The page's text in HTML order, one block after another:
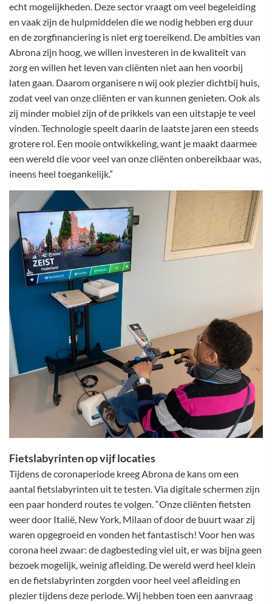
echt mogelijkheden. Deze sector vraagt om veel begeleiding
en vaak zijn de hulpmiddelen die we nodig hebben erg duur
en de zorgfinanciering is niet erg toereikend. De ambities van
Abrona zijn hoog, we willen investeren in de kwaliteit van
zorg en willen het leven van cliënten niet aan hen voorbij
laten gaan. Daarom organisere n wij ook plezier dichtbij huis,
zodat veel van onze cliënten er van kunnen genieten. Ook als
zij minder mobiel zijn of de prikkels van een uitstapje te veel
vinden. Technologie speelt daarin de laatste jaren een steeds
grotere rol. Een mooie ontwikkeling, want je maakt daarmee
een wereld die voor veel van onze cliënten onbereikbaar was,
ineens heel toegankelijk.”
Fietslabyrinten op vijf locaties
Tijdens de coronaperiode kreeg Abrona de kans om een
aantal fietslabyrinten uit te testen. Via digitale schermen zijn
een paar honderd routes te volgen. “Onze cliënten fietsten
weer door Italië, New York, Milaan of door de buurt waar zij
waren opgegroeid en vonden het fantastisch! Voor hen was
corona heel zwaar: de dagbesteding viel uit, er was bijna geen
bezoek mogelijk, weinig afleiding. De wereld werd heel klein
en de fietslabyrinten zorgden voor heel veel afleiding en
plezier tijdens deze periode. Wij hebben toen een aanvraag